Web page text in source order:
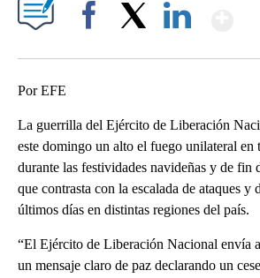
Por EFE
La guerrilla del Ejército de Liberación
este domingo un alto el fuego unilateral en
durante las festividades navideñas y de fin
que contrasta con la escalada de ataques
últimos días en distintas regiones del país.
“El Ejército de Liberación Nacional envía
un mensaje claro de paz declarando un